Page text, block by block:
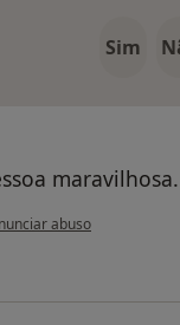
Sim
maravilhosa.
do utilizador
abuso